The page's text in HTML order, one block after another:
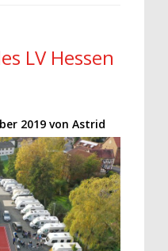
LV Hessen
2019 von Astrid